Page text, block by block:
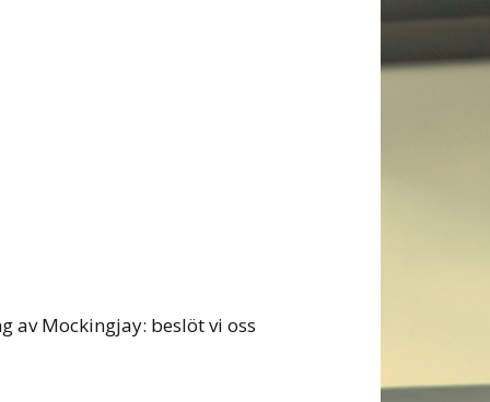
av Mockingjay: beslöt vi oss